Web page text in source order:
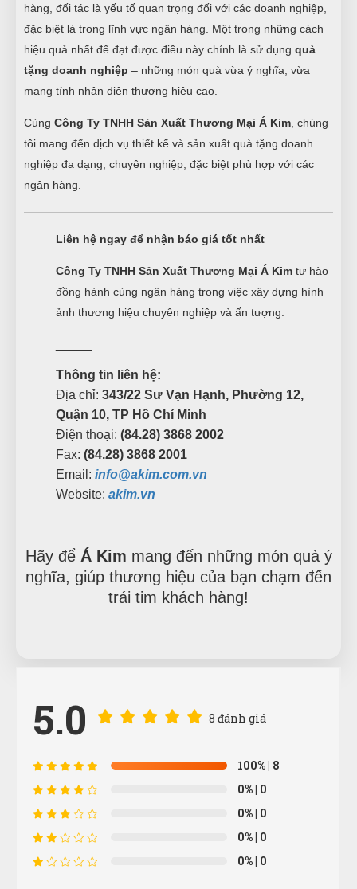
hàng, đối tác là yếu tố quan trọng đối với các doanh nghiệp,
đặc biệt là trong lĩnh vực ngân hàng. Một trong những cách
hiệu quả nhất để đạt được điều này chính là sử dụng quà
tặng doanh nghiệp – những món quà vừa ý nghĩa, vừa
mang tính nhận diện thương hiệu cao.
Cùng Công Ty TNHH Sản Xuất Thương Mại Á Kim , chúng
tôi mang đến dịch vụ thiết kế và sản xuất quà tặng doanh
nghiệp đa dạng, chuyên nghiệp, đặc biệt phù hợp với các
ngân hàng.
Liên hệ ngay để nhận báo giá tốt nhất
Công Ty TNHH Sản Xuất Thương Mại Á Kim tự hào
đồng hành cùng ngân hàng trong việc xây dựng hình
ảnh thương hiệu chuyên nghiệp và ấn tượng.
Thông tin liên hệ:
Địa chỉ: 343/22 Sư Vạn Hạnh, Phường 12,
Quận 10, TP Hồ Chí Minh
Điện thoại: (84.28) 3868 2002
Fax: (84.28) 3868 2001
Email: info@akim.com.vn
Website: akim.vn
Hãy để Á Kim mang đến những món quà ý
nghĩa, giúp thương hiệu của bạn chạm đến
trái tim khách hàng!
5.0 8 đánh giá
100%| 8
0%| 0
0%| 0
0%| 0
0%| 0
PV
(Đánh giá 1 năm trước)